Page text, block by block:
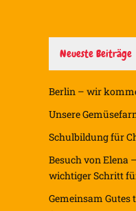
Neueste Beiträge
Berlin – wir
Unsere
Schulbildung für
Besuch von Elena
wichtiger Schritt
Gemeinsam